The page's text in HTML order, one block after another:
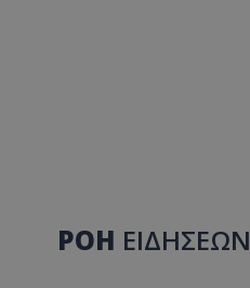
ΡΟΗ ΕΙΔΗΣΕΩΝ